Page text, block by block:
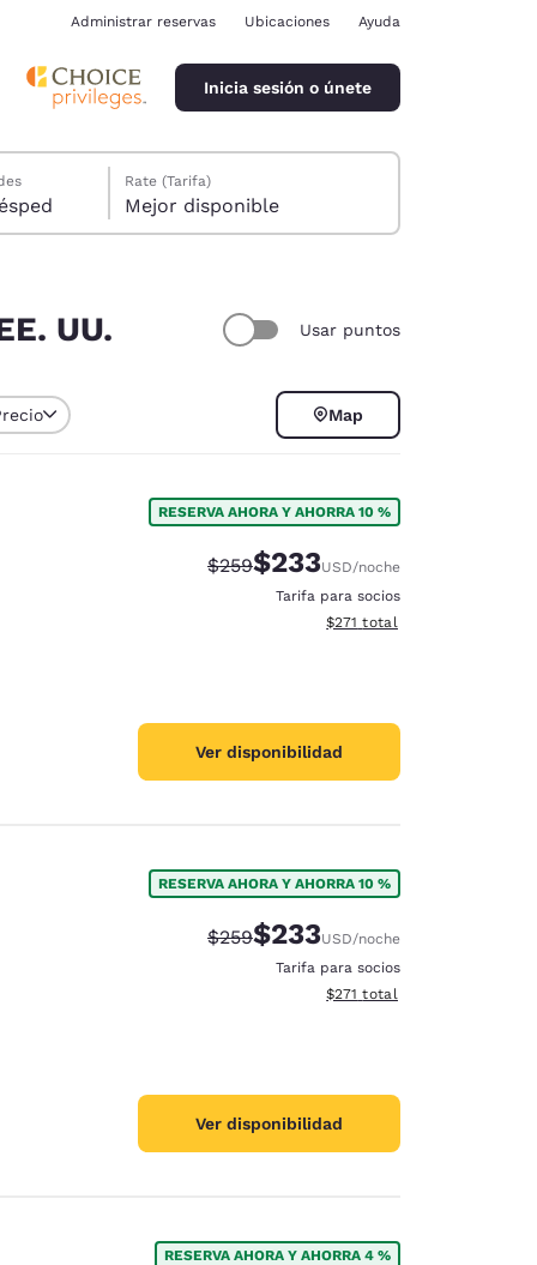
Administrar reservas Ubicaciones Ayuda
Inicia sesión o únete
1 huésped
Rate (Tarifa)
Mejor disponible
UU. Usar puntos
Map
RESERVA AHORA Y AHORRA 10 %
Precio tachado:
$259Precio con descuento:
$233USD/noche
Tarifa para socios
Ver detalles del total
$271 total
Ver disponibilidad
RESERVA AHORA Y AHORRA 10 %
Precio tachado:
$259Precio con descuento:
$233USD/noche
Tarifa para socios
Ver detalles del total
$271 total
Ver disponibilidad
RESERVA AHORA Y AHORRA 4 %